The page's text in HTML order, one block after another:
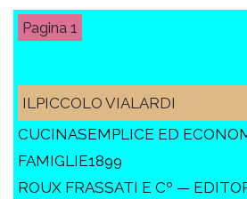
1
ILPICCOLO VIALARDI
CUCINASEMPLICE ED
FAMIGLIE1899
ROUX FRASSATI E Cº —